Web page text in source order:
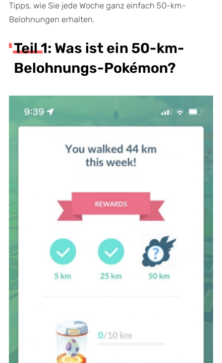
Tipps, wie Sie jede Woche ganz einfach 50-km-
Belohnungen erhalten.
Teil 1: Was ist ein 50-km-
Belohnungs-Pokémon?